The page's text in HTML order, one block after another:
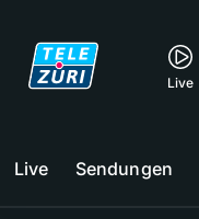
Live
Live Sendungen